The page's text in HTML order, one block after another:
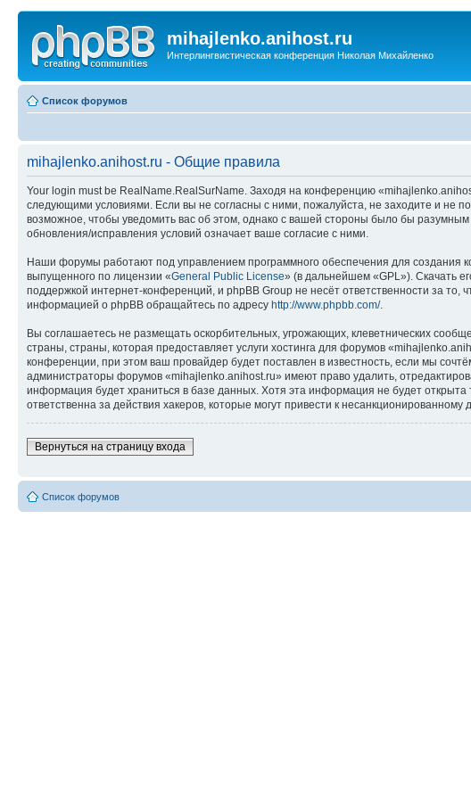
mihajlenko.anihost.ru
Интерлингвистическая конференция Николая Михайленко
Список форумов
mihajlenko.anihost.ru - Общие правила
Your login must be RealName.RealSurName. Заходя на конференцию
следующими условиями. Если вы не согласны с ними, пожалуйста, не заходите и не
возможное, чтобы уведомить вас об этом, однако с вашей стороны было бы
обновления/исправления условий означает ваше согласие с ними.
Наши форумы работают под управлением программного обеспечения для создания
выпущенного по лицензии «General Public License» (в дальнейшем «GPL»). Скачать
поддержкой интернет-конференций, и phpBB Group не несёт ответственности за
информацией о phpBB обращайтесь по адресу http://www.phpbb.com/.
Вы соглашаетесь не размещать оскорбительных, угрожающих, клеветнических
страны, страны, которая предоставляет услуги хостинга для форумов
конференции, при этом ваш провайдер будет поставлен в известность, если мы
администраторы форумов «mihajlenko.anihost.ru» имеют право удалить,
информация будет храниться в базе данных. Хотя эта информация не будет
ответственна за действия хакеров, которые могут привести к несанкционированному
Вернуться на страницу входа
Список форумов